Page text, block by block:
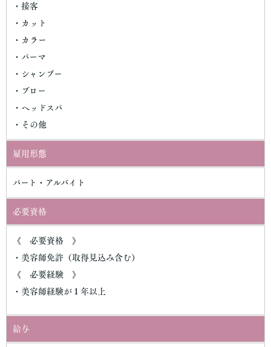
・接客
・カット
・カラー
・パーマ
・シャンプー
・ブロー
・ヘッドスパ
・その他
雇用形態
パート・アルバイト
必要資格
《 必要資格 》
・美容師免許（取得見込み含む）
《 必要経験 》
・美容師経験が１年以上
給与